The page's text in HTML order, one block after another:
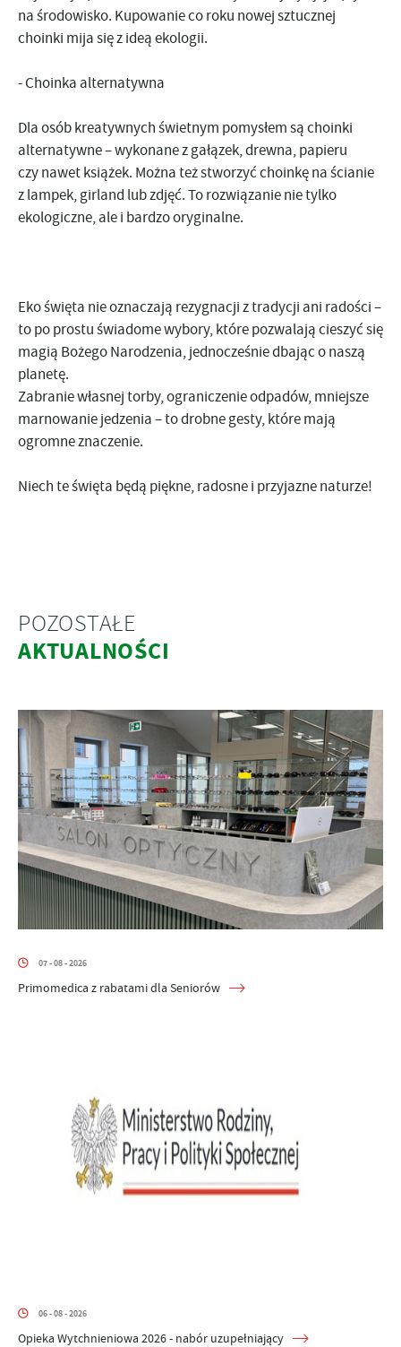
na środowisko. Kupowanie co roku nowej sztucznej
choinki mija się z ideą ekologii.
-Choinka alternatywna
Dla osób kreatywnych świetnym pomysłem sąchoinki
alternatywne– wykonane z gałązek, drewna, papieru
czy nawet książek. Można też stworzyć choinkę na ścianie
z lampek, girland lub zdjęć. To rozwiązanie nie tylko
ekologiczne, ale i bardzo oryginalne.
Eko święta nie oznaczają rezygnacji z tradycji ani radości –
to po prostuświadome wybory, które pozwalają cieszyć się
magią Bożego Narodzenia, jednocześnie dbając o naszą
planetę.
Zabranie własnej torby, ograniczenie odpadów, mniejsze
marnowanie jedzenia – to drobne gesty, które mają
ogromne znaczenie.
Niech te święta będą piękne, radosne i przyjazne naturze!
POZOSTAŁE
AKTUALNOŚCI
07 - 08 - 2026
Primomedica z rabatami dla Seniorów
06 - 08 - 2026
Opieka Wytchnieniowa 2026 - nabór uzupełniający